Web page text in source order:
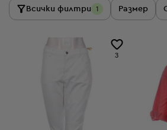
Всички филтри 1 Размер
3